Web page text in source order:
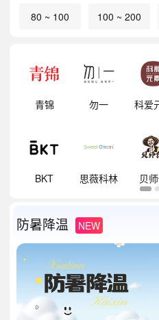
80 ~ 100 100 ~ 200
青锦 勿一 科爱
BKT 思薇科林 贝
防暑降温 NEW